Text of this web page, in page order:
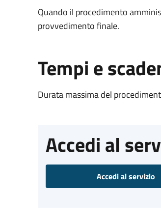
Quando il procedimento
provvedimento finale.
Tempi e
Durata massima del
Accedi al
Accedi al servizio